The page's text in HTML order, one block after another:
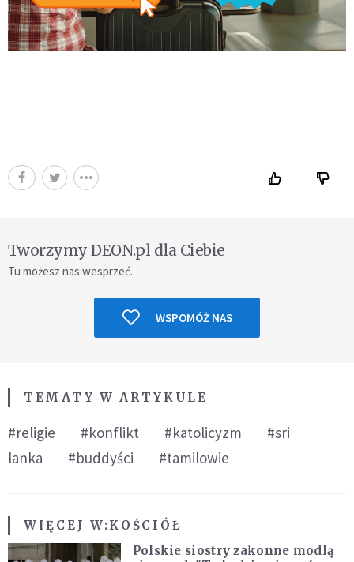
Tworzymy DEON.pl dla Ciebie
Tu możesz nas wesprzeć.
WSPOMÓŻ NAS
TEMATY W ARTYKULE
#religie #konflikt #katolicyzm
#sri
lanka
#buddyści #tamilowie
WIĘCEJ W:KOŚCIÓŁ
Polskie siostry zakonne modlą